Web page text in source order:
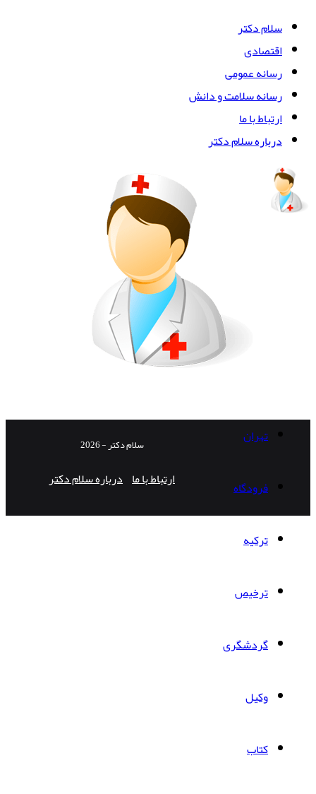
سلام دکتر
اقتصادی
رسانه عمومی
رسانه سلامت و دانش
ارتباط با ما
درباره سلام دکتر
تهران
فرودگاه
ترکیه
ترخیص
گردشگری
وکیل
کتاب
سلام دکتر - 2026
ارتباط با ما درباره سلام دکتر